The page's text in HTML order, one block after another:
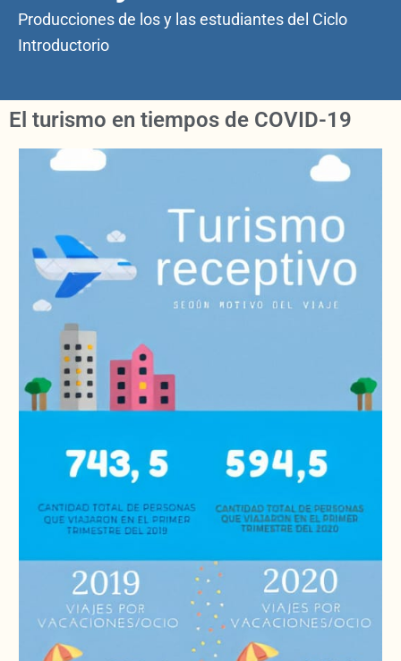
Producciones de los y las estudiantes del Ciclo
Introductorio
El turismo en tiempos de COVID-19